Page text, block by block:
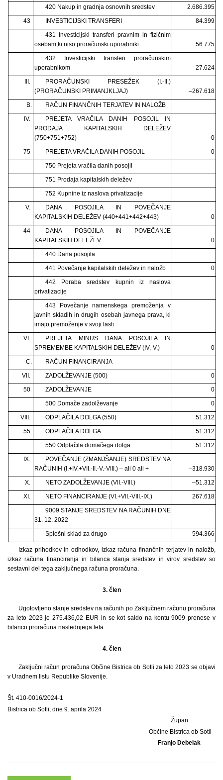
420 Nakup in gradnja osnovnih sredstev
2.686.395
43
INVESTICIJSKI TRANSFERI
84.399
431 Investicijski transferi pravnim in fizičnim
osebam,ki niso proračunski uporabniki
56.775
432 Investicijski transferi proračunskim
uporabnikom
27.624
III.
PRORAČUNSKI PRESEŽEK (I.-II.)
(PRORAČUNSKI PRIMANJKLJAJ)
–267.618
B.
RAČUN FINANČNIH TERJATEV IN NALOŽB
IV.
PREJETA VRAČILA DANIH POSOJIL IN
PRODAJA KAPITALSKIH DELEŽEV
(750+751+752)
0
75
PREJETA VRAČILA DANIH POSOJIL
0
750 Prejeta vračila danih posojil
751 Prodaja kapitalskih deležev
752 Kupnine iz naslova privatizacije
V.
DANA POSOJILA IN POVEČANJE
KAPITALSKIH DELEŽEV (440+441+442+443)
0
44
DANA POSOJILA IN POVEČANJE
KAPITALSKIH DELEŽEV
0
440 Dana posojila
441 Povečanje kapitalskih deležev in naložb
0
442 Poraba sredstev kupnin iz naslova
privatizacije
443 Povečanje namenskega premoženja v
javnih skladih in drugih osebah javnega prava, ki
imajo premoženje v svoji lasti
VI.
PREJETA MINUS DANA POSOJILA IN
SPREMEMBE KAPITALSKIH DELEŽEV (IV.-V.)
0
C.
RAČUN FINANCIRANJA
VII.
ZADOLŽEVANJE (500)
0
50
ZADOLŽEVANJE
0
500 Domače zadolževanje
0
VIII.
ODPLAČILA DOLGA (550)
51.312
55
ODPLAČILA DOLGA
51.312
550 Odplačila domačega dolga
51.312
IX.
POVEČANJE (ZMANJŠANJE) SREDSTEV NA
RAČUNIH (I.+IV.+VII.-II.-V.-VIII.) – ali 0 ali +
–318.930
X.
NETO ZADOLŽEVANJE (VII.-VIII.)
–51.312
XI.
NETO FINANCIRANJE (VI.+VII.-VIII.-IX.)
267.618
9009 STANJE SREDSTEV NA RAČUNIH DNE
31. 12. 2022
Splošni sklad za drugo
594.366
Izkaz prihodkov in odhodkov, izkaz računa finančnih terjatev in naložb,
izkaz računa financiranja in bilanca stanja sredstev in virov sredstev so
sestavni del tega zaključnega računa proračuna.
3. člen
Ugotovljeno stanje sredstev na računih po Zaključnem računu proračuna
za leto 2023 je 275.436,02 EUR in se kot saldo na kontu 9009 prenese v
bilanco proračuna naslednjega leta.
4. člen
Zaključni račun proračuna Občine Bistrica ob Sotli za leto 2023 se objavi
v Uradnem listu Republike Slovenije.
Št. 410-0016/2024-1
Bistrica ob Sotli, dne 9. aprila 2024
Župan
Občine Bistrica ob Sotli
Franjo Debelak